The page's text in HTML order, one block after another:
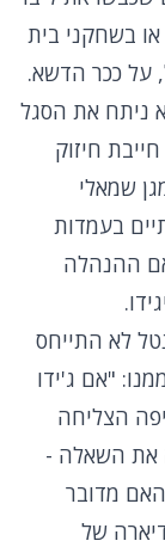
בשחקני בית
על ככר הדשא.
ניתח את הסגל
חיזוק
שמאלי
בעמדות
ההנהלה
לא התייחס
"אם ג'ידו
הצליחה
את השאלה -
האם מדובר
של